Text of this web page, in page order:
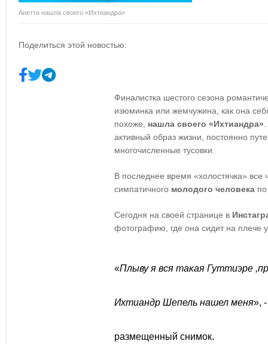
Анетти нашла своего «Ихтиандра»
Поделиться этой новостью:
Финалистка шестого сезона
изюминка или жемчужина, как она
похоже, нашла своего «Ихтиандра»
активный образ жизни, постоянно
многочисленные тусовки.
В последнее время «холостячка»
симпатичного молодого человека
Сегодня на своей странице в
фотографию, где она сидит на плече у
«Плыву я вся такая Гуттиэре
Ихтиандр Шепель нашел меня»,
размещенный снимок.